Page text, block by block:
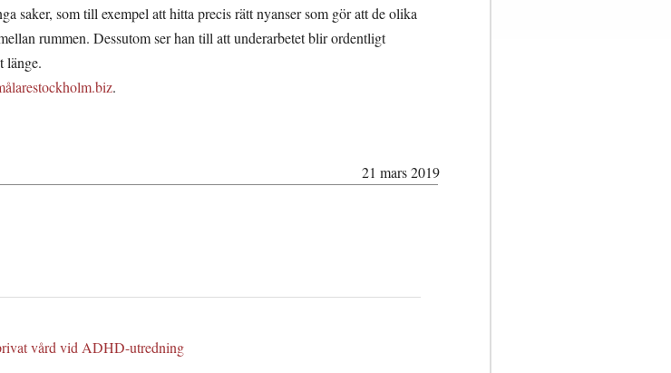
saker, som till exempel att hitta precis rätt nyanser som gör att de olika
rummen. Dessutom ser han till att underarbetet blir ordentligt
länge.
.
21 mars 2019
vård vid ADHD-utredning